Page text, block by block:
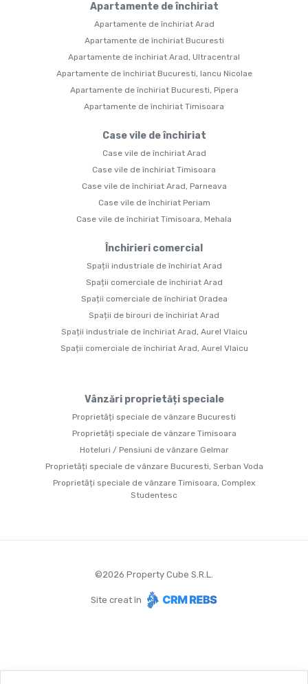
Apartamente de închiriat
Apartamente de închiriat Arad
Apartamente de închiriat Bucuresti
Apartamente de închiriat Arad, Ultracentral
Apartamente de închiriat Bucuresti, Iancu Nicolae
Apartamente de închiriat Bucuresti, Pipera
Apartamente de închiriat Timisoara
Case vile de închiriat
Case vile de închiriat Arad
Case vile de închiriat Timisoara
Case vile de închiriat Arad, Parneava
Case vile de închiriat Periam
Case vile de închiriat Timisoara, Mehala
Închirieri comercial
Spații industriale de închiriat Arad
Spații comerciale de închiriat Arad
Spații comerciale de închiriat Oradea
Spații de birouri de închiriat Arad
Spații industriale de închiriat Arad, Aurel Vlaicu
Spații comerciale de închiriat Arad, Aurel Vlaicu
Vânzări proprietăți speciale
Proprietăți speciale de vânzare Bucuresti
Proprietăți speciale de vânzare Timisoara
Hoteluri / Pensiuni de vânzare Gelmar
Proprietăți speciale de vânzare Bucuresti, Serban Voda
Proprietăți speciale de vânzare Timisoara, Complex
Studentesc
©2026 Property Cube S.R.L.
Site creat în